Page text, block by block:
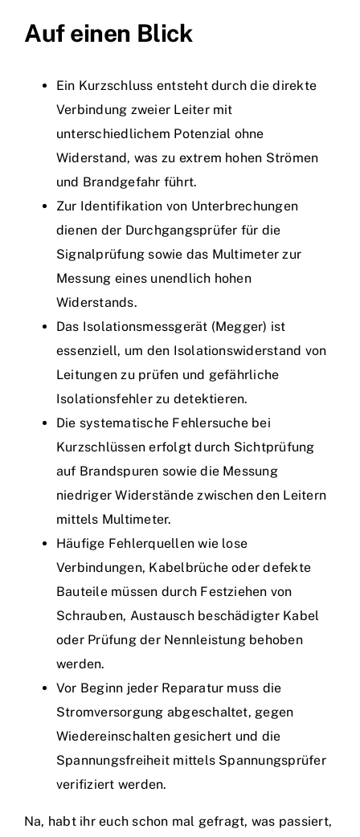
Auf einen Blick
Ein Kurzschluss entsteht durch die direkte
Verbindung zweier Leiter mit
unterschiedlichem Potenzial ohne
Widerstand, was zu extrem hohen Strömen
und Brandgefahr führt.
Zur Identifikation von Unterbrechungen
dienen der Durchgangsprüfer für die
Signalprüfung sowie das Multimeter zur
Messung eines unendlich hohen
Widerstands.
Das Isolationsmessgerät (Megger) ist
essenziell, um den Isolationswiderstand von
Leitungen zu prüfen und gefährliche
Isolationsfehler zu detektieren.
Die systematische Fehlersuche bei
Kurzschlüssen erfolgt durch Sichtprüfung
auf Brandspuren sowie die Messung
niedriger Widerstände zwischen den Leitern
mittels Multimeter.
Häufige Fehlerquellen wie lose
Verbindungen, Kabelbrüche oder defekte
Bauteile müssen durch Festziehen von
Schrauben, Austausch beschädigter Kabel
oder Prüfung der Nennleistung behoben
werden.
Vor Beginn jeder Reparatur muss die
Stromversorgung abgeschaltet, gegen
Wiedereinschalten gesichert und die
Spannungsfreiheit mittels Spannungsprüfer
verifiziert werden.
Na, habt ihr euch schon mal gefragt, was passiert,